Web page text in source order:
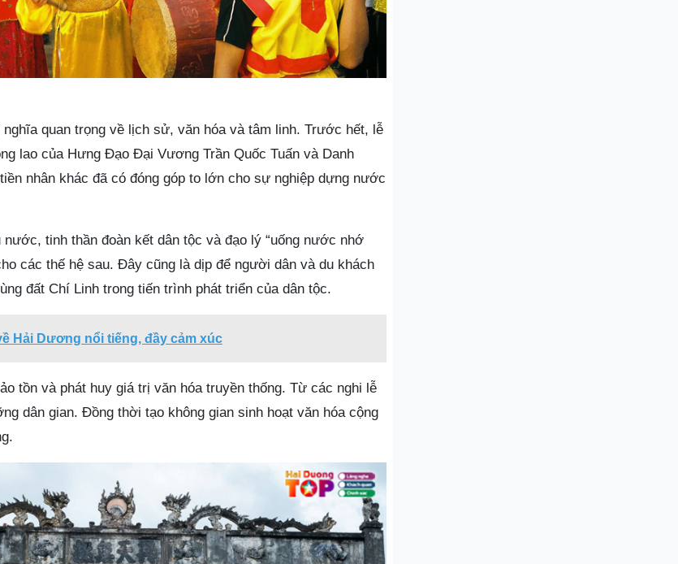
quan trọng về lịch sử, văn hóa và tâm linh. Trước hết, lễ
lao của Hưng Đạo Đại Vương Trần Quốc Tuấn và Danh
nhân khác đã có đóng góp to lớn cho sự nghiệp dựng nước
tinh thần đoàn kết dân tộc và đạo lý “uống nước nhớ
các thế hệ sau. Đây cũng là dịp để người dân và du khách
đất Chí Linh trong tiến trình phát triển của dân tộc.
Hải Dương nổi tiếng, đầy cảm xúc
tồn và phát huy giá trị văn hóa truyền thống. Từ các nghi lễ
dân gian. Đồng thời tạo không gian sinh hoạt văn hóa cộng